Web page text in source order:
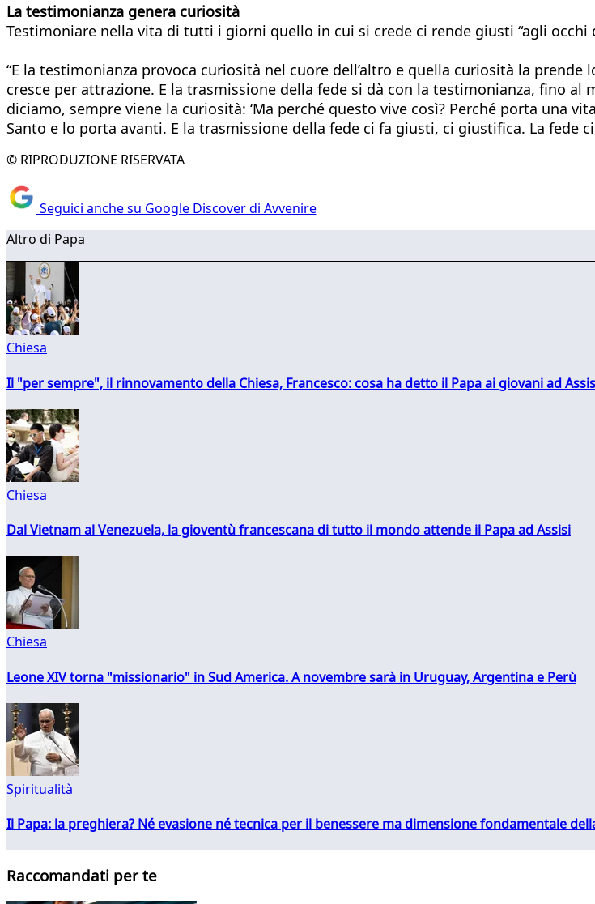
La testimonianza genera curiosità
Testimoniare nella vita di tutti i giorni quello in cui si crede ci rende giusti “agli
“E la testimonianza provoca curiosità nel cuore dell’altro e quella curiosità la
cresce per attrazione. E la trasmissione della fede si dà con la testimonianza, fino
diciamo, sempre viene la curiosità: ‘Ma perché questo vive così? Perché porta una
Santo e lo porta avanti. E la trasmissione della fede ci fa giusti, ci giustifica. La
© RIPRODUZIONE RISERVATA
Seguici anche su Google Discover di Avvenire
Altro di Papa
Chiesa
Il "per sempre", il rinnovamento della Chiesa, Francesco: cosa ha detto il Papa ai giovani ad
Chiesa
Dal Vietnam al Venezuela, la gioventù francescana di tutto il mondo attende il Papa ad Assisi
Chiesa
Leone XIV torna "missionario" in Sud America. A novembre sarà in Uruguay, Argentina e Perù
Spiritualità
Il Papa: la preghiera? Né evasione né tecnica per il benessere ma dimensione fondamentale
Raccomandati per te